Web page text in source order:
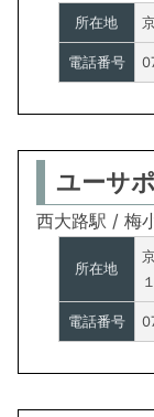
所在地
電話番号
ユーサ
西大路駅 / 梅
所在地
電話番号